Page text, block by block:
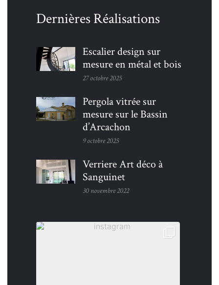
Dernières Réalisations
Escalier design sur
mesure en métal et bois
27 octobre 2025
Pergola vitrée sur
mesure sur le Bassin
d’Arcachon
9 octobre 2025
Verriere Art déco à
Sanguinet
30 novembre 2022